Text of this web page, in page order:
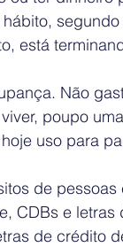
está
Não
poupo
uso para
de
CDBs e letras
de crédito